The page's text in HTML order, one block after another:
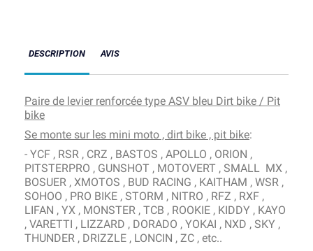
DESCRIPTION AVIS
Paire de levier renforcée type ASV bleu Dirt bike / Pit
bike
Se monte sur les mini moto , dirt bike , pit bike:
- YCF , RSR , CRZ , BASTOS , APOLLO , ORION ,
PITSTERPRO , GUNSHOT , MOTOVERT , SMALL MX ,
BOSUER , XMOTOS , BUD RACING , KAITHAM , WSR ,
SOHOO , PRO BIKE , STORM , NITRO , RFZ , RXF ,
LIFAN , YX , MONSTER , TCB , ROOKIE , KIDDY , KAYO
, VARETTI , LIZZARD , DORADO , YOKAI , NXD , SKY ,
THUNDER , DRIZZLE , LONCIN , ZC , etc..